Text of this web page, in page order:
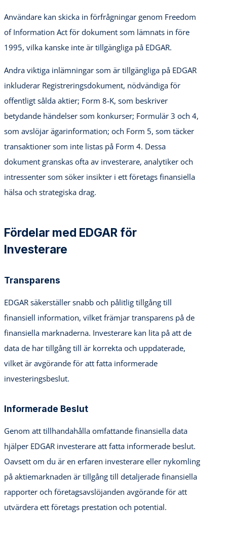
Användare kan skicka in förfrågningar genom Freedom
of Information Act för dokument som lämnats in före
1995, vilka kanske inte är tillgängliga på EDGAR.
Andra viktiga inlämningar som är tillgängliga på EDGAR
inkluderar Registreringsdokument, nödvändiga för
offentligt sålda aktier; Form 8-K, som beskriver
betydande händelser som konkurser; Formulär 3 och 4,
som avslöjar ägarinformation; och Form 5, som täcker
transaktioner som inte listas på Form 4. Dessa
dokument granskas ofta av investerare, analytiker och
intressenter som söker insikter i ett företags finansiella
hälsa och strategiska drag.
Fördelar med EDGAR för
Investerare
Transparens
EDGAR säkerställer snabb och pålitlig tillgång till
finansiell information, vilket främjar transparens på de
finansiella marknaderna. Investerare kan lita på att de
data de har tillgång till är korrekta och uppdaterade,
vilket är avgörande för att fatta informerade
investeringsbeslut.
Informerade Beslut
Genom att tillhandahålla omfattande finansiella data
hjälper EDGAR investerare att fatta informerade beslut.
Oavsett om du är en erfaren investerare eller nykomling
på aktiemarknaden är tillgång till detaljerade finansiella
rapporter och företagsavslöjanden avgörande för att
utvärdera ett företags prestation och potential.